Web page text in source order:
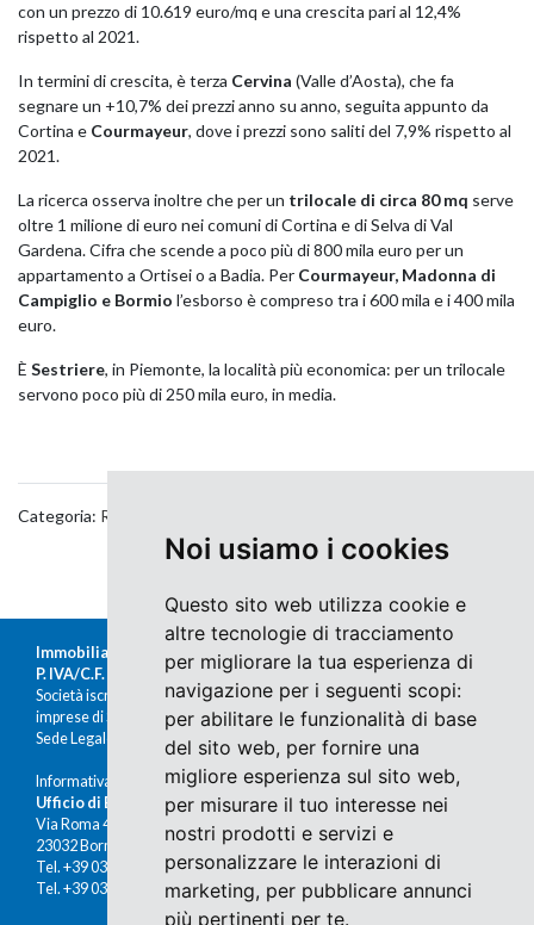
Noi usiamo i cookies
Questo sito web utilizza cookie e
altre tecnologie di tracciamento
per migliorare la tua esperienza di
navigazione per i seguenti scopi:
per abilitare le funzionalità di base
del sito web, per fornire una
migliore esperienza sul sito web,
per misurare il tuo interesse nei
nostri prodotti e servizi e
personalizzare le interazioni di
marketing, per pubblicare annunci
più pertinenti per te.
con un prezzo di 10.619 euro/mq e una crescita pari al 12,4%
rispetto al 2021.
In termini di crescita, è terza Cervina (Valle d’Aosta), che fa
segnare un +10,7% dei prezzi anno su anno, seguita appunto da
Cortina e Courmayeur, dove i prezzi sono saliti del 7,9% rispetto al
2021.
La ricerca osserva inoltre che per un trilocale di circa 80 mq serve
oltre 1 milione di euro nei comuni di Cortina e di Selva di Val
Gardena. Cifra che scende a poco più di 800 mila euro per un
appartamento a Ortisei o a Badia. Per Courmayeur, Madonna di
Campiglio e Bormio l’esborso è compreso tra i 600 mila e i 400 mila
euro.
È Sestriere, in Piemonte, la località più economica: per un trilocale
servono poco più di 250 mila euro, in media.
Categoria: Real Estate
Immobiliare Moretti s.r.l.
P. IVA/C.F. 00676380140
Società iscritta al Registro delle
imprese di Sondrio al n.47430
Sede Legale: Via Nazario Sauro 1, Sondrio
Informativa Cookies e Privacy
Ufficio di Bormio
Via Roma 48
23032 Bormio (SO)
Tel. +39 0342 910491
Tel. +39 0342 902672